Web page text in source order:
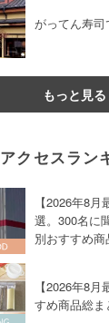
がってん寿司
もっと見る
アクセスラン
【2026年8
選。300名に
別おすすめ商
【2026年8
すめ商品総